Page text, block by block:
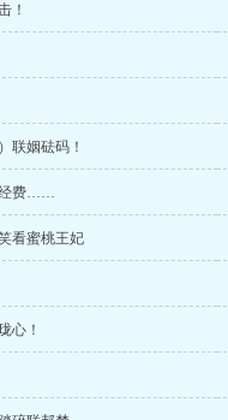
！
联姻砝码！
经费……
看蜜桃王妃
心！